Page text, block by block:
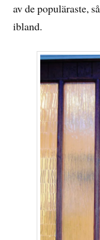
av de populäraste,
ibland.